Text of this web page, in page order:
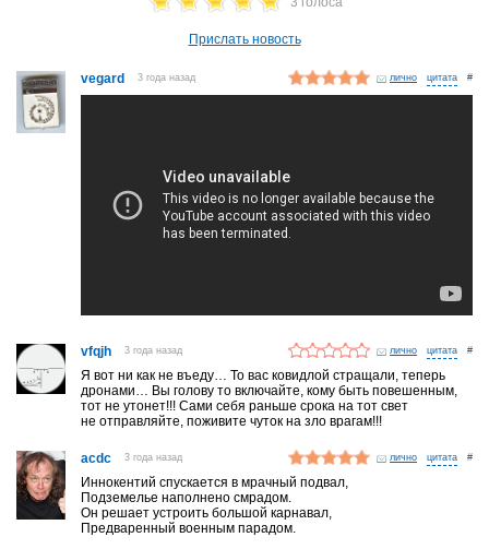
Прислать новость
vegard 3 года назад лично #
vfqjh 3 года назад лично #
Я вот ни как не въеду… То вас ковидлой стращали, теперь
дронами… Вы голову то включайте, кому быть повешенным,
тот не утонет!!! Сами себя раньше срока на тот свет
не отправляйте, поживите чуток на зло врагам!!!
acdc 3 года назад лично #
Иннокентий спускается в мрачный подвал,
Подземелье наполнено смрадом.
Он решает устроить большой карнавал,
Предваренный военным парадом.